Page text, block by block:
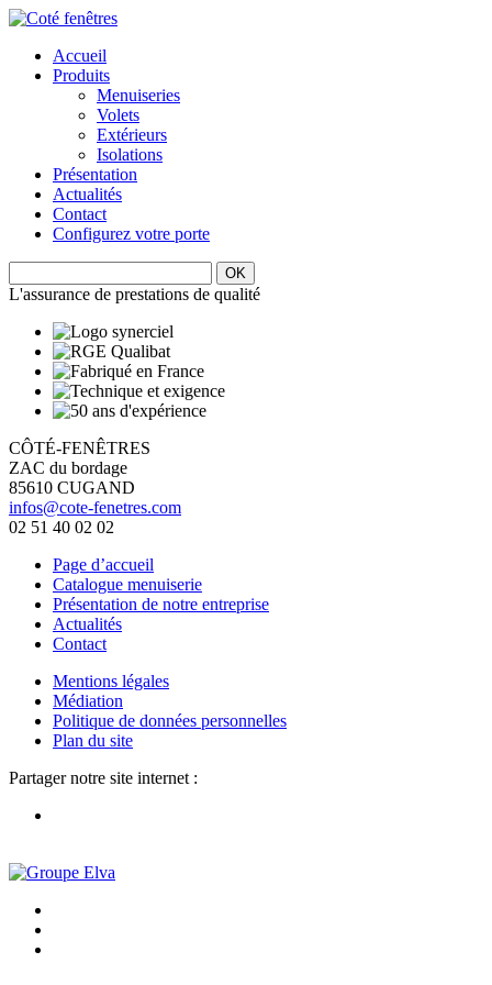
Accueil
Produits
Menuiseries
Volets
Extérieurs
Isolations
Présentation
Actualités
Contact
Configurez votre porte
L'assurance de prestations de qualité
CÔTÉ-FENÊTRES
ZAC du bordage
85610 CUGAND
infos@cote-fenetres.com
02 51 40 02 02
Page d’accueil
Catalogue menuiserie
Présentation de notre entreprise
Actualités
Contact
Mentions légales
Médiation
Politique de données personnelles
Plan du site
Partager notre site internet :